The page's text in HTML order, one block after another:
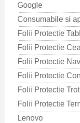
Google
Consumabile si
Folii Protectie
Folii Protectie
Folii Protectie
Folii Protectie
Folii Protectie
Folii Protectie
Lenovo